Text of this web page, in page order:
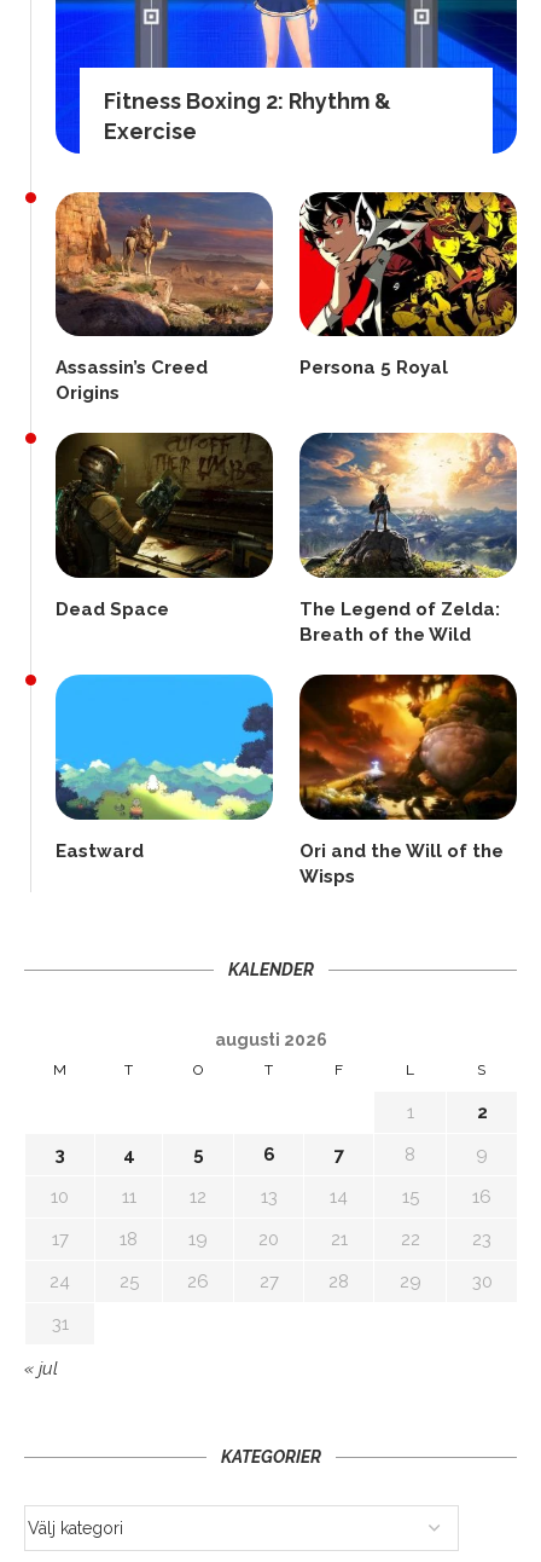
Fitness Boxing 2: Rhythm &
Exercise
Assassin’s Creed
Origins
Persona 5 Royal
Dead Space
The Legend of Zelda:
Breath of the Wild
Eastward
Ori and the Will of the
Wisps
KALENDER
augusti 2026
M T O T F L S
1
2
3
4 5 6 7 8
9
10
11 12 13 14 15
16
17
18 19 20 21 22
23
24
25 26 27 28 29
30
31
« jul
KATEGORIER